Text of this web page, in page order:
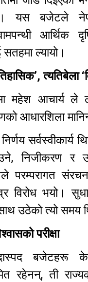
यस बजेटले
आर्थिक
सतहमा ल्यायो।
त्यतिबेला
महेश आचार्य ले
आधारशिला
सर्वस्वीकार्य
निजीकरण र
परम्परागत
विरोध भयो।
उठेको त्यो समय
परीक्षा
बजेटहरू
रहेनन्, ती